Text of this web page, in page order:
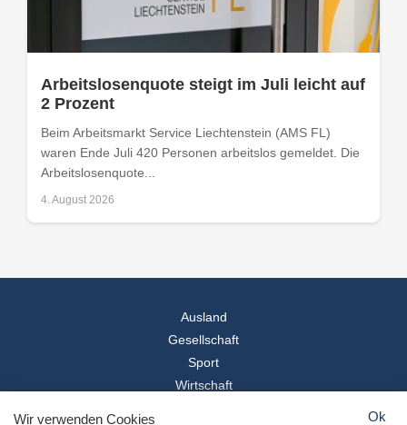
Arbeitslosenquote steigt im Juli leicht auf
2 Prozent
Beim Arbeitsmarkt Service Liechtenstein (AMS FL)
waren Ende Juli 420 Personen arbeitslos gemeldet. Die
Arbeitslosenquote...
4. August 2026
Ausland
Gesellschaft
Sport
Wirtschaft
Wir verwenden Cookies Ok